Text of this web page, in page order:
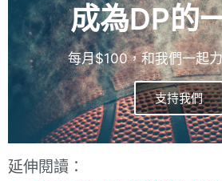
成為DP的
每月$100，和我們一起
支持我們
延伸閱讀：